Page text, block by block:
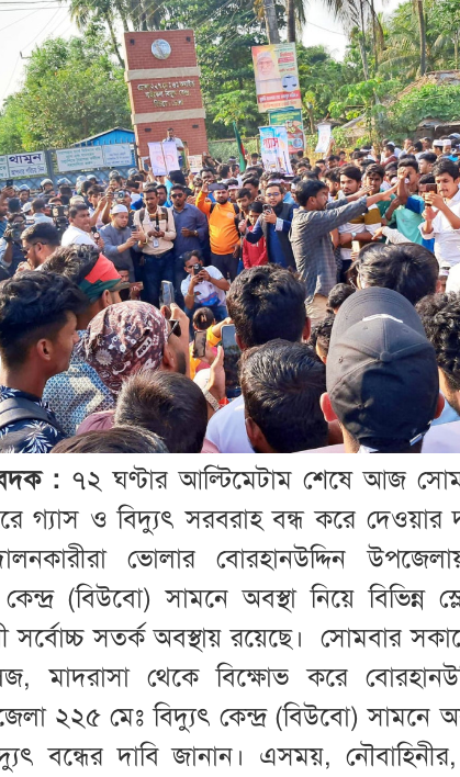
: ৭২ ঘণ্টার আল্টিমেটাম শেষে আজ
গ্যাস ও বিদ্যুৎ সরবরাহ বন্ধ করে দেওয়ার
ভোলার বোরহানউদ্দিন
(বিউবো) সামনে অবস্থা নিয়ে বিভিন্ন
সর্বোচ্চ সতর্ক অবস্থায় রয়েছে। সোমবার
মাদরাসা থেকে বিক্ষোভ করে
২২৫ মেঃ বিদ্যুৎ কেন্দ্র (বিউবো) সামনে
বন্ধের দাবি জানান। এসময়,